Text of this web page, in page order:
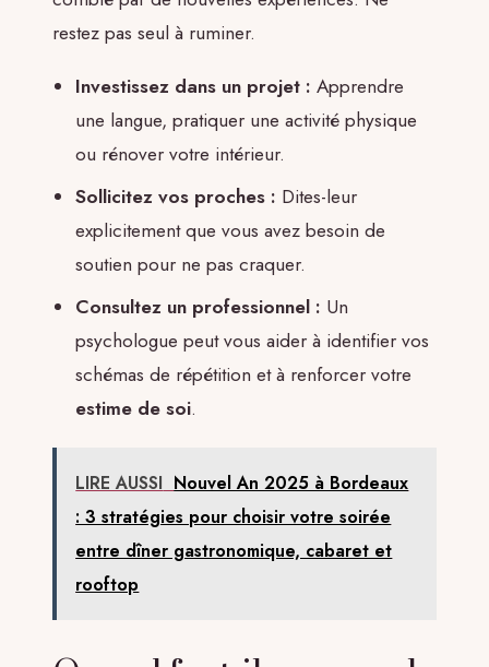
restez pas seul à ruminer.
Investissez dans un projet : Apprendre
une langue, pratiquer une activité physique
ou rénover votre intérieur.
Sollicitez vos proches : Dites-leur
explicitement que vous avez besoin de
soutien pour ne pas craquer.
Consultez un professionnel : Un
psychologue peut vous aider à identifier vos
schémas de répétition et à renforcer votre
estime de soi.
LIRE AUSSI Nouvel An 2025 à Bordeaux
: 3 stratégies pour choisir votre soirée
entre dîner gastronomique, cabaret et
rooftop